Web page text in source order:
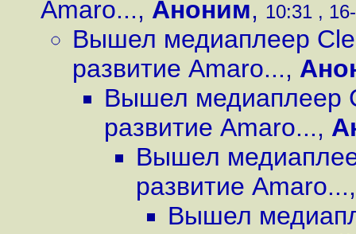
Amaro..., Аноним, 10:31 ,
Вышел медиаплеер
развитие Amaro...,
Вышел медиаплеер
развитие Amaro...,
Вышел
развитие Amaro...
Вышел